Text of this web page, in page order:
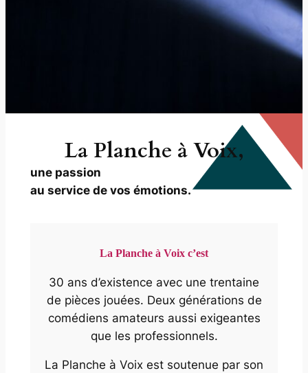
La Planche à Voix,
une passion
au service de vos émotions.
La Planche à Voix c’est
30 ans d’existence avec une trentaine
de pièces jouées. Deux générations de
comédiens amateurs aussi exigeantes
que les professionnels.
La Planche à Voix est soutenue par son